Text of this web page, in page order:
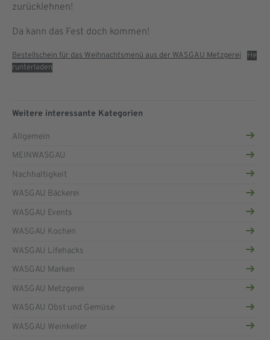
zurücklehnen!
Da kann das Fest doch kommen!
Bestellschein für das Weihnachtsmenü aus der WASGAU Metzgerei
He
runterladen
Weitere interessante Kategorien
Allgemein
MEINWASGAU
Nachhaltigkeit
WASGAU Bäckerei
WASGAU Events
WASGAU Kochen
WASGAU Lifehacks
WASGAU Marken
WASGAU Metzgerei
WASGAU Obst und Gemüse
WASGAU Weinkeller